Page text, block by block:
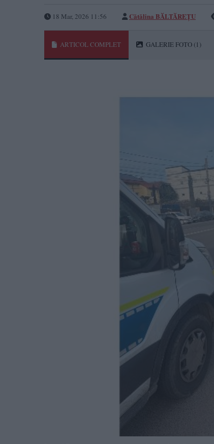
18 Mar, 2026 11:56 Cătălina BĂLTĂREȚU
ARTICOL COMPLET GALERIE FOTO (1)